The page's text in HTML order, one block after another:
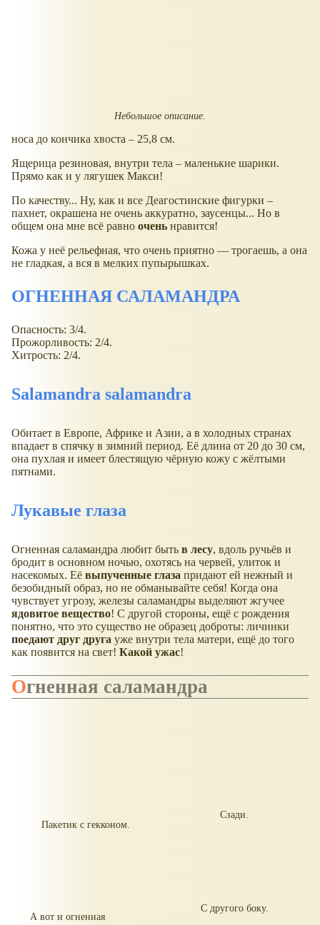
Небольшое описание.
носа до кончика хвоста – 25,8 см.
Ящерица резиновая, внутри тела – маленькие шарики.
Прямо как и у лягушек Макси!
По качеству... Ну, как и все Деагостинские фигурки –
пахнет, окрашена не очень аккуратно, заусенцы... Но в
общем она мне всё равно очень нравится!
Кожа у неё рельефная, что очень приятно — трогаешь, а она
не гладкая, а вся в мелких пупырышках.
ОГНЕННАЯ САЛАМАНДРА
Опасность: 3/4.
Прожорливость: 2/4.
Хитрость: 2/4.
Salamandra salamandra
Обитает в Европе, Африке и Азии, а в холодных странах
впадает в спячку в зимний период. Её длина от 20 до 30 см,
она пухлая и имеет блестящую чёрную кожу с жёлтыми
пятнами.
Лукавые глаза
Огненная саламандра любит быть в лесу, вдоль ручьёв и
бродит в основном ночью, охотясь на червей, улиток и
насекомых. Её выпученные глаза придают ей нежный и
безобидный образ, но не обманывайте себя! Когда она
чувствует угрозу, железы саламандры выделяют жгучее
ядовитое вещество! С другой стороны, ещё с рождения
понятно, что это существо не образец доброты: личинки
поедают друг друга уже внутри тела матери, ещё до того
как появится на свет! Какой ужас!
Огненная саламандра
Пакетик с гекконом.
Сзади.
А вот и огненная
С другого боку.